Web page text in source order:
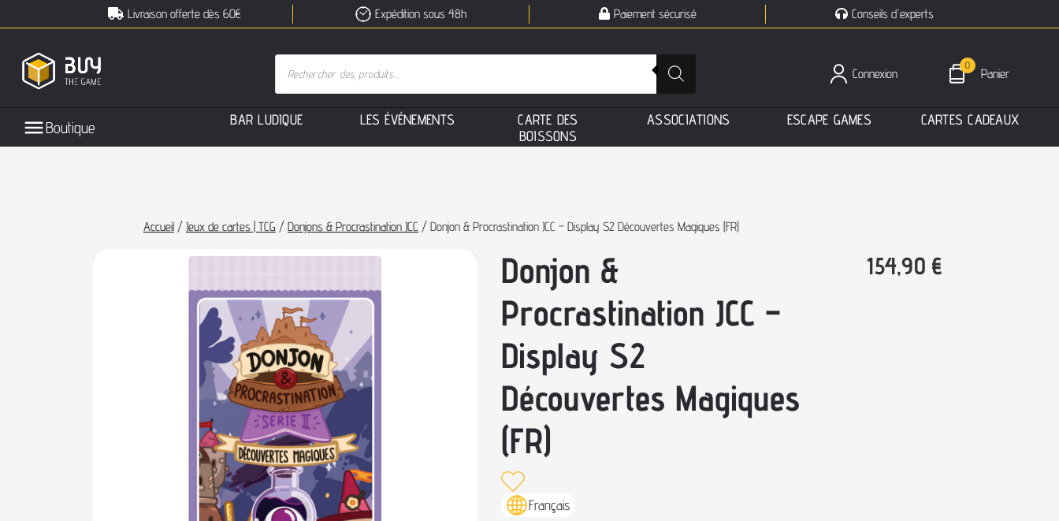
Livraison offerte dès 60€ Expédition sous 48h Paiement sécurisé Conseils d'experts
0
Panier
Connexion
Boutique BAR LUDIQUE LES ÉVÉNEMENTS CARTE DES
BOISSONS
ASSOCIATIONS ESCAPE GAMES CARTES CADEAUX
Accueil / Jeux de cartes | TCG / Donjons & Procrastination JCC / Donjon & Procrastination JCC – Display S2 Découvertes Magiques (FR)
Donjon &
Procrastination JCC –
Display S2
Découvertes Magiques
(FR)
154,90 €
Français